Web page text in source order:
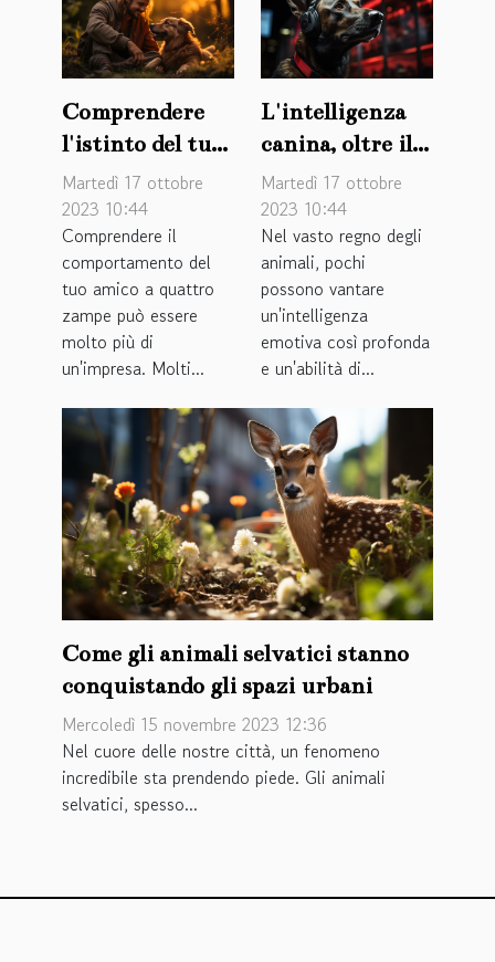
Comprendere
l'istinto del tuo
cane attraverso
la psicologia
Martedì 17 ottobre
2023 10:44
Comprendere il
comportamento del
tuo amico a quattro
zampe può essere
molto più di
un'impresa. Molti...
L'intelligenza
canina, oltre il
semplice abbaio
Martedì 17 ottobre
2023 10:44
Nel vasto regno degli
animali, pochi
possono vantare
un'intelligenza
emotiva così profonda
e un'abilità di...
Come gli animali selvatici stanno
conquistando gli spazi urbani
Mercoledì 15 novembre 2023 12:36
Nel cuore delle nostre città, un fenomeno
incredibile sta prendendo piede. Gli animali
selvatici, spesso...